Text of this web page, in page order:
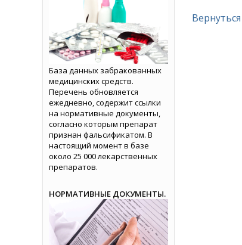
База данных забракованных
медицинских средств.
Перечень обновляется
ежедневно, содержит ссылки
на нормативные документы,
согласно которым препарат
признан фальсификатом. В
настоящий момент в базе
около 25 000 лекарственных
препаратов.
НОРМАТИВНЫЕ ДОКУМЕНТЫ.